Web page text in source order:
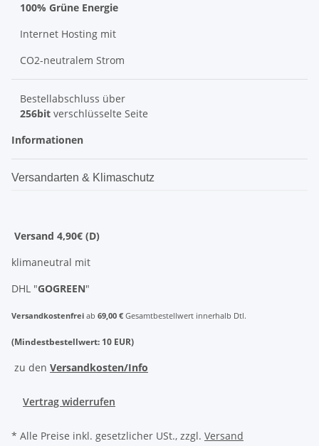
100% Grüne Energie
Internet Hosting mit
CO2-neutralem Strom
Bestellabschluss über
256bit verschlüsselte Seite
Informationen
Versandarten & Klimaschutz
Versand 4,90€ (D)
klimaneutral mit
DHL "GOGREEN"
Versandkostenfrei ab 69,00 € Gesamtbestellwert innerhalb Dtl.
(Mindestbestellwert: 10 EUR)
zu den Versandkosten/Info
Vertrag widerrufen
* Alle Preise inkl. gesetzlicher USt., zzgl. Versand